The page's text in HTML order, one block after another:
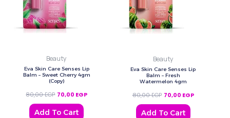
Beauty
Eva Skin Care Senses Lip
Balm – Sweet Cherry 4gm
(Copy)
80,00EGP 70,00 EGP
Add To Cart
Beauty
Eva Skin Care Senses Lip
Balm – Fresh
Watermelon 4gm
80,00EGP 70,00 EGP
Add To Cart